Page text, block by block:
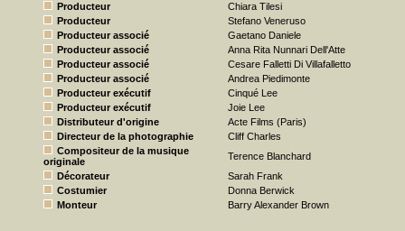
Producteur
Chiara Tilesi
Producteur
Stefano Veneruso
Producteur associé
Gaetano Daniele
Producteur associé
Anna Rita Nunnari Dell'Atte
Producteur associé
Cesare Falletti Di Villafalletto
Producteur associé
Andrea Piedimonte
Producteur exécutif
Cinqué Lee
Producteur exécutif
Joie Lee
Distributeur d'origine
Acte Films (Paris)
Directeur de la photographie
Cliff Charles
Compositeur de la musique
originale
Terence Blanchard
Décorateur
Sarah Frank
Costumier
Donna Berwick
Monteur
Barry Alexander Brown